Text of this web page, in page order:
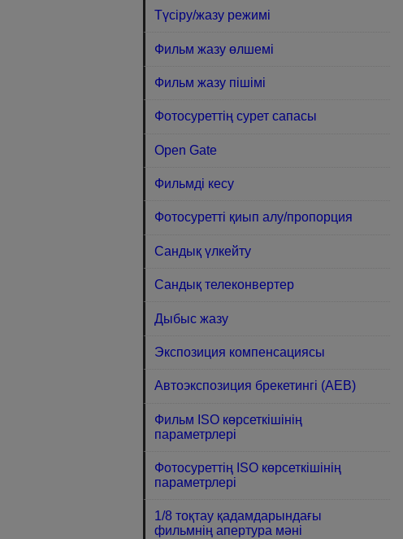
Түсіру/жазу режимі
Фильм жазу өлшемі
Фильм жазу пішімі
Фотосуреттің сурет сапасы
Open Gate
Фильмді кесу
Фотосуретті қиып алу/пропорция
Сандық үлкейту
Сандық телеконвертер
Дыбыс жазу
Экспозиция компенсациясы
Автоэкспозиция брекетингі (AEB)
Фильм ISO көрсеткiшiнiң
параметрлері
Фотосуреттің ISO көрсеткішінің
параметрлері
1/8 тоқтау қадамдарындағы
фильмнің апертура мәні